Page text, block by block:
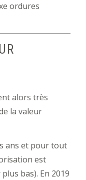
ordures
alors très
la valeur
ans et pour tout
est
bas). En 2019